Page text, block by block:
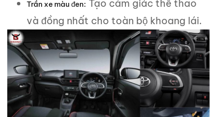
Trần xe màu đen: Tạo cảm giác thể thao
và đồng nhất cho toàn bộ khoang lái.